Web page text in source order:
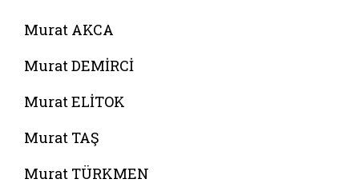
Murat AKCA
Murat DEMİRCİ
Murat ELİTOK
Murat TAŞ
Murat TÜRKMEN